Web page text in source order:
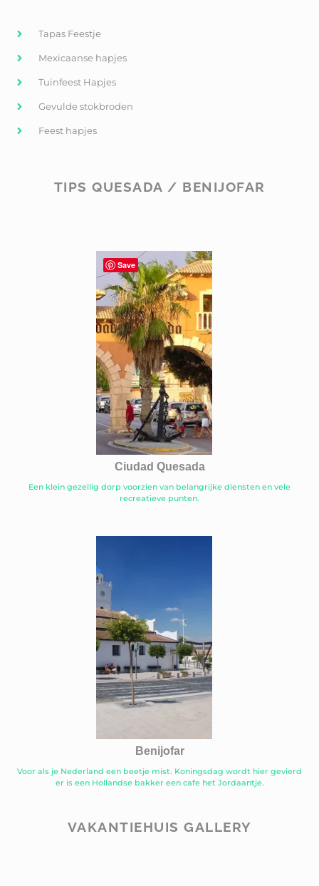
Tapas Feestje
Mexicaanse hapjes
Tuinfeest Hapjes
Gevulde stokbroden
Feest hapjes
TIPS QUESADA / BENIJOFAR
Ciudad Quesada
Een klein gezellig dorp voorzien van belangrijke diensten en vele
recreatieve punten.
Benijofar
Voor als je Nederland een beetje mist. Koningsdag wordt hier gevierd
er is een Hollandse bakker een cafe het Jordaantje.
VAKANTIEHUIS GALLERY
Save